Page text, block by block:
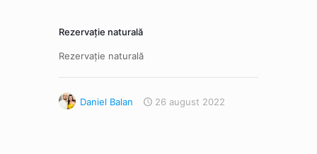
Rezervație naturală
Rezervație naturală
Daniel Balan 26 august 2022